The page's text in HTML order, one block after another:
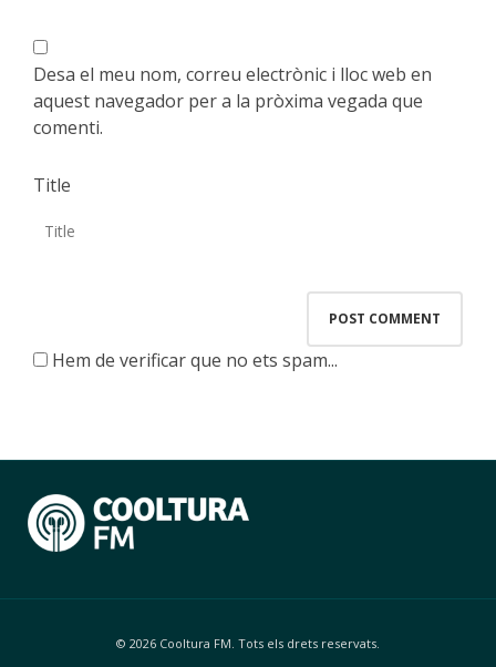
Desa el meu nom, correu electrònic i lloc web en
aquest navegador per a la pròxima vegada que
comenti.
Title
Hem de verificar que no ets spam...
© 2026 Cooltura FM. Tots els drets reservats.